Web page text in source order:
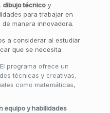
dibujo técnicoy
para trabajar en
manera innovadora.
a considerar al estudiar
que se necesita:
El programa ofrece un
técnicas y creativas,
como matemáticas,
equipo y habilidades